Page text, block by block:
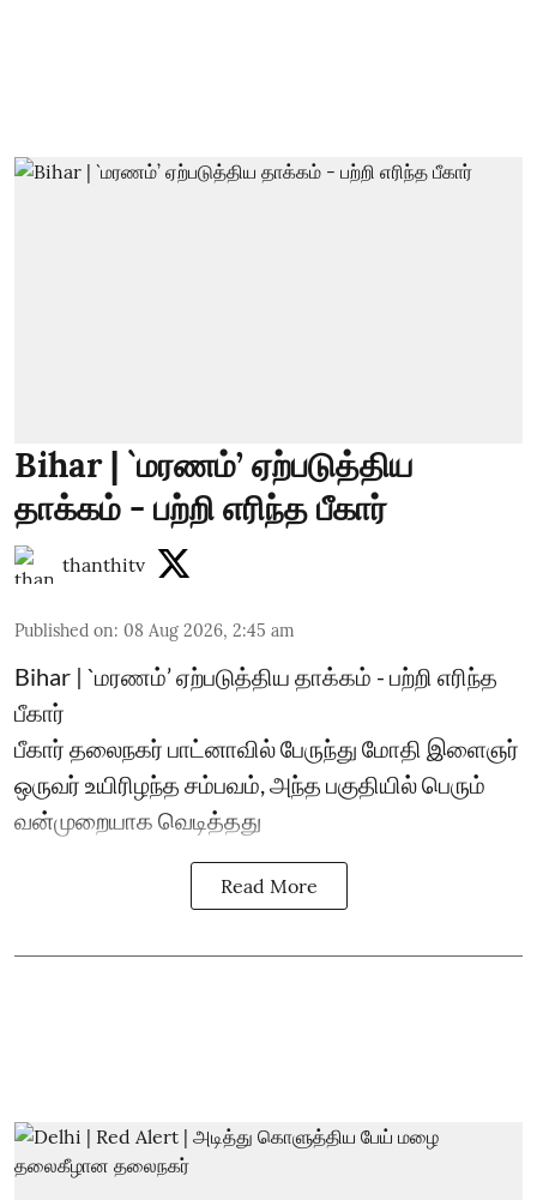
Bihar | `மரணம்’ ஏற்படுத்திய
தாக்கம் - பற்றி எரிந்த பீகார்
thanthitv
Published on: 08 Aug 2026, 2:45 am
Bihar | `மரணம்’ ஏற்படுத்திய தாக்கம் - பற்றி எரிந்த
பீகார்
பீகார் தலைநகர் பாட்னாவில் பேருந்து மோதி இளைஞர்
ஒருவர் உயிரிழந்த சம்பவம், அந்த பகுதியில் பெரும்
வன்முறையாக வெடித்தது
Read More